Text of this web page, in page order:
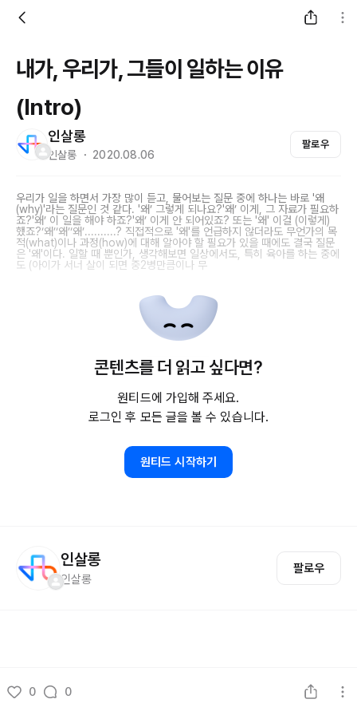
내가, 우리가, 그들이 일하는 이유
(Intro)
인살롱
인살롱 ・ 2020.08.06
팔로우
우리가 일을 하면서 가장 많이 듣고, 물어보는 질문 중에 하나는 바로 '왜
(why)'라는 질문인 것 같다. '왜’ 그렇게 되나요?'왜’ 이게, 그 자료가 필요하
죠?'왜’ 이 일을 해야 하죠?'왜’ 이게 안 되어있죠? 또는 '왜' 이걸 (이렇게)
했죠?‘왜’‘왜’‘왜’..........? 직접적으로 '왜'를 언급하지 않더라도 무언가의 목
적(what)이나 과정(how)에 대해 알아야 할 필요가 있을 때에도 결국 질문
은 '왜'이다. 일할 때 뿐인가, 생각해보면 일상에서도, 특히 육아를 하는 중에
도 (아이가 서너 살이 되면 중2병만큼이나 무
콘텐츠를 더 읽고 싶다면?
원티드에 가입해 주세요.
로그인 후 모든 글을 볼 수 있습니다.
원티드 시작하기
인살롱
인살롱
팔로우
0 0